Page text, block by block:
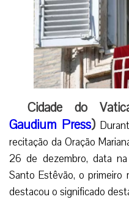
Cidade do
Gaudium Press)
recitação da Oração
26 de dezembro, data
Santo Estêvão, o primeiro
destacou o significado